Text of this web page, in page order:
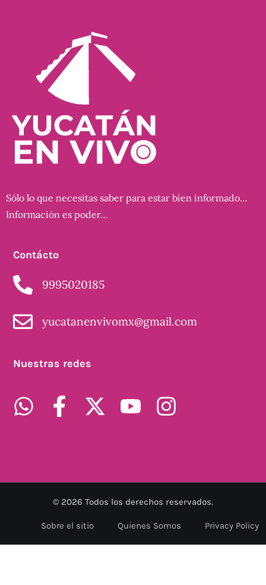
Sólo lo que necesitas saber para estar bien informado…
Información es poder…
Contácto
9995020185
yucatanenvivomx@gmail.com
Nuestras redes
© 2026 Todos los derechos reservados.
Sobre el sitio Quienes Somos Privacy Policy